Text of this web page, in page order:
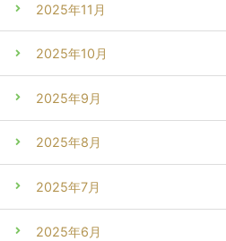
2025年11月
2025年10月
2025年9月
2025年8月
2025年7月
2025年6月